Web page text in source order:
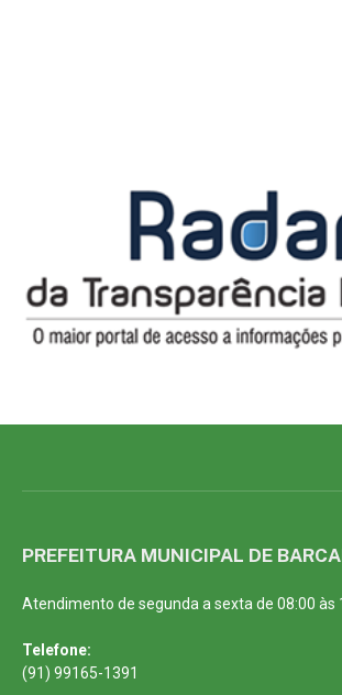
PREFEITURA MUNICIPAL DE
Atendimento de segunda a sexta de 08:00 às
Telefone:
(91) 99165-1391